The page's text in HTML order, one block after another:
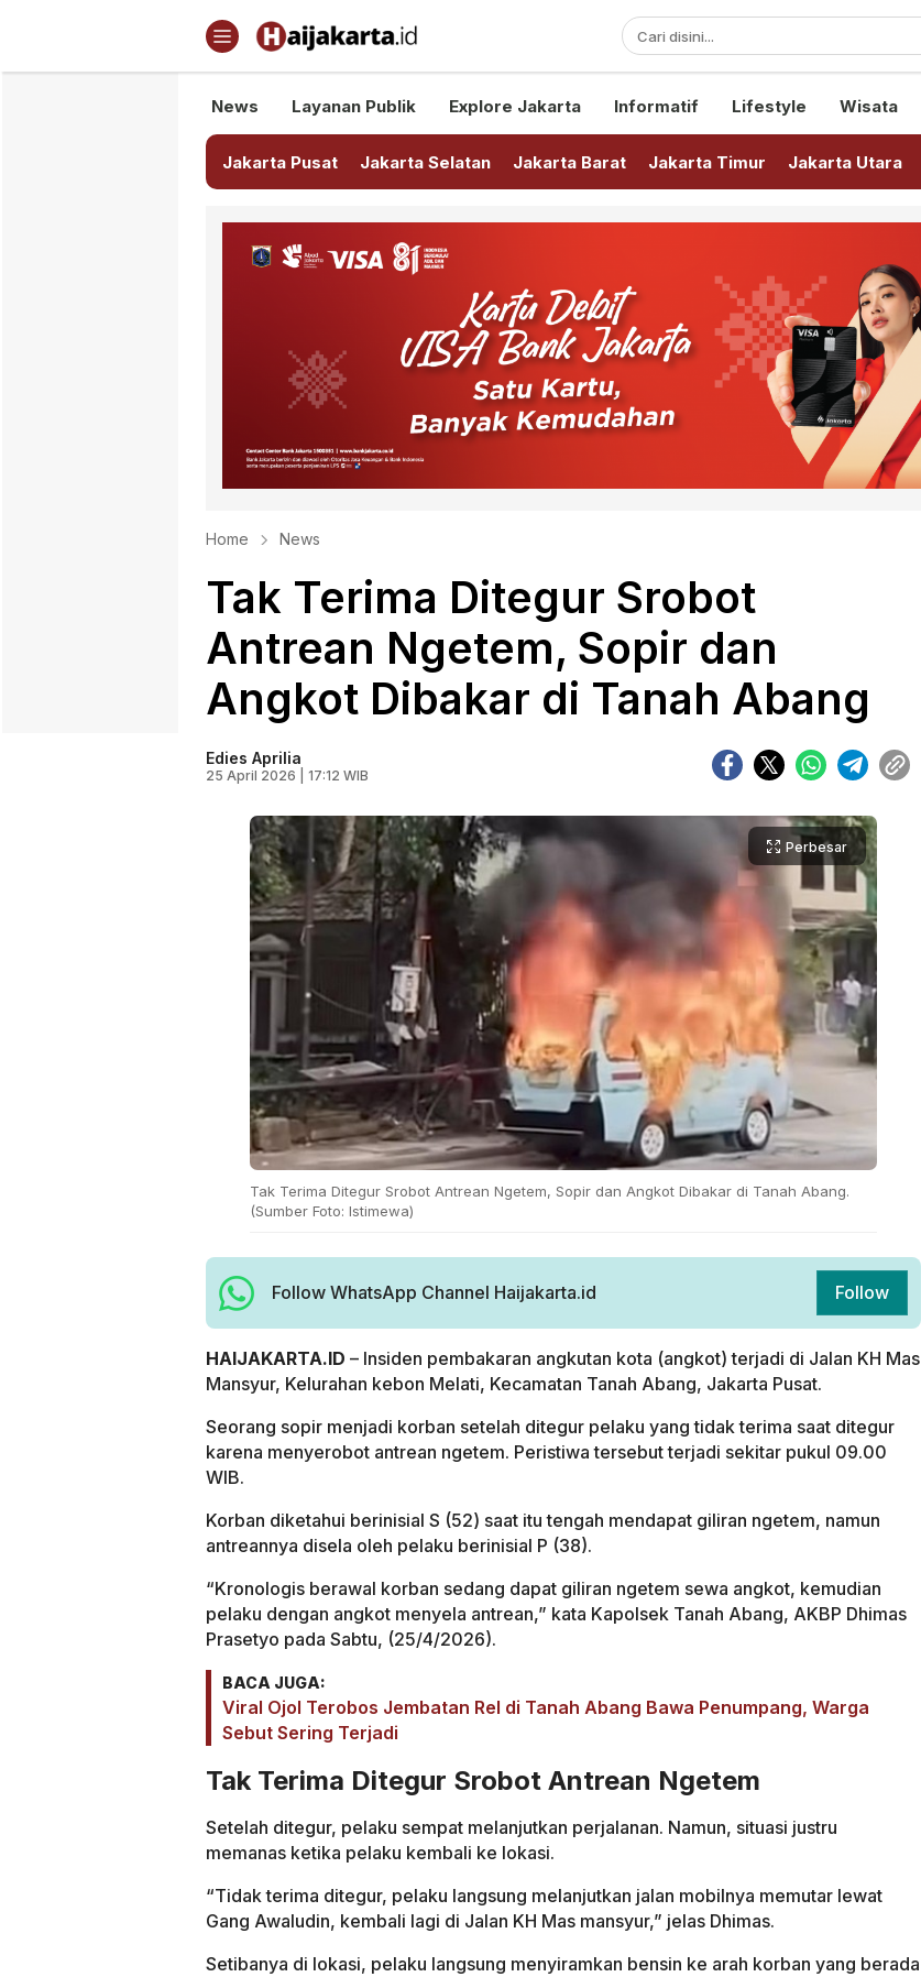
Haijakarta.id
Semua Tentang Jakarta Ada Disini!
News Layanan Publik Explore Jakarta Informatif Lifestyle Wisata
Jakarta Pusat Jakarta Selatan Jakarta Barat Jakarta Timur Jakarta Utara
Home News
Tak Terima Ditegur Srobot
Antrean Ngetem, Sopir dan
Angkot Dibakar di Tanah Abang
Edies Aprilia
25 April 2026 | 17:12 WIB
Perbesar
Tak Terima Ditegur Srobot Antrean Ngetem, Sopir dan Angkot Dibakar di Tanah Abang.
(Sumber Foto: Istimewa)
Follow WhatsApp Channel Haijakarta.id Follow
HAIJAKARTA.ID – Insiden pembakaran angkutan kota (angkot) terjadi di Jalan KH Mas
Mansyur, Kelurahan kebon Melati, Kecamatan Tanah Abang, Jakarta Pusat.
Seorang sopir menjadi korban setelah ditegur pelaku yang tidak terima saat ditegur
karena menyerobot antrean ngetem. Peristiwa tersebut terjadi sekitar pukul 09.00
WIB.
Korban diketahui berinisial S (52) saat itu tengah mendapat giliran ngetem, namun
antreannya disela oleh pelaku berinisial P (38).
“Kronologis berawal korban sedang dapat giliran ngetem sewa angkot, kemudian
pelaku dengan angkot menyela antrean,” kata Kapolsek Tanah Abang, AKBP Dhimas
Prasetyo pada Sabtu, (25/4/2026).
BACA JUGA:
Viral Ojol Terobos Jembatan Rel di Tanah Abang Bawa Penumpang, Warga
Sebut Sering Terjadi
Tak Terima Ditegur Srobot Antrean Ngetem
Setelah ditegur, pelaku sempat melanjutkan perjalanan. Namun, situasi justru
memanas ketika pelaku kembali ke lokasi.
“Tidak terima ditegur, pelaku langsung melanjutkan jalan mobilnya memutar lewat
Gang Awaludin, kembali lagi di Jalan KH Mas mansyur,” jelas Dhimas.
Setibanya di lokasi, pelaku langsung menyiramkan bensin ke arah korban yang berada